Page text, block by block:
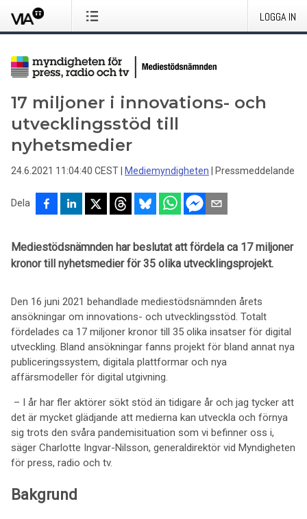
LOGGA IN
17 miljoner i innovations- och
utvecklingsstöd till
nyhetsmedier
24.6.2021 11:04:40 CEST Mediemyndigheten Pressmeddelande
Dela
Mediestödsnämnden har beslutat att fördela ca 17 miljoner
kronor till nyhetsmedier för 35 olika utvecklingsprojekt.
Den 16 juni 2021 behandlade mediestödsnämnden årets
ansökningar om innovations- och utvecklingsstöd. Totalt
fördelades ca 17 miljoner kronor till 35 olika insatser för digital
utveckling. Bland ansökningar fanns projekt för bland annat nya
publiceringssystem, digitala plattformar och nya
affärsmodeller för digital utgivning.
– I år har fler aktörer sökt stöd än tidigare år och jag tycker att
det är mycket glädjande att medierna kan utveckla och förnya
sig trots den svåra pandemisituation som vi befinner oss i,
säger Charlotte Ingvar-Nilsson, generaldirektör vid Myndigheten
för press, radio och tv.
Bakgrund